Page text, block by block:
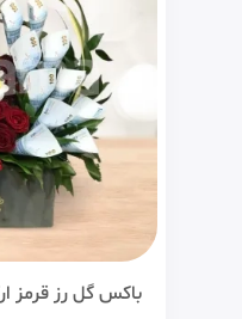
باکس گل رز قرمز